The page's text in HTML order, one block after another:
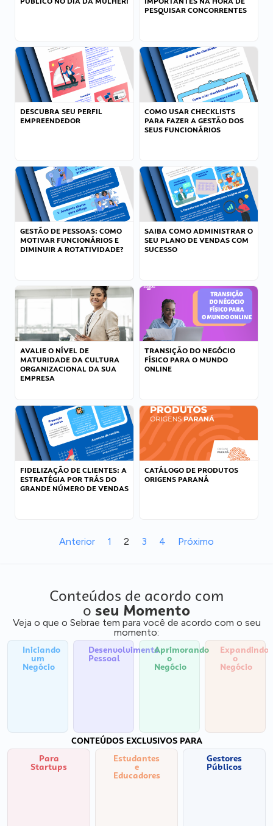
PESQUISAR CONCORRENTES
DESCUBRA SEU PERFIL
EMPREENDEDOR
COMO USAR CHECKLISTS
PARA FAZER A GESTÃO DOS
SEUS FUNCIONÁRIOS
GESTÃO DE PESSOAS: COMO
MOTIVAR FUNCIONÁRIOS E
DIMINUIR A ROTATIVIDADE?
SAIBA COMO ADMINISTRAR O
SEU PLANO DE VENDAS COM
SUCESSO
AVALIE O NÍVEL DE
MATURIDADE DA CULTURA
ORGANIZACIONAL DA SUA
EMPRESA
TRANSIÇÃO DO NEGÓCIO
FÍSICO PARA O MUNDO
ONLINE
FIDELIZAÇÃO DE CLIENTES: A
ESTRATÉGIA POR TRÁS DO
GRANDE NÚMERO DE VENDAS
CATÁLOGO DE PRODUTOS
ORIGENS PARANÁ
Anterior 1 2 3 4 Próximo
Conteúdos de acordo com
o seu Momento
Veja o que o Sebrae tem para você de acordo com o seu
momento:
Iniciando
um
Negócio
Desenvolvimento
Pessoal
Aprimorando
o
Negócio
Expandindo
o
Negócio
CONTEÚDOS EXCLUSIVOS PARA
Para
Startups
Estudantes
e
Educadores
Gestores
Públicos